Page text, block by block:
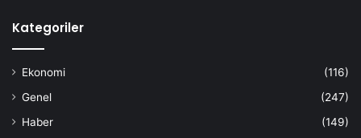
Kategoriler
Ekonomi
(116)
Genel
(247)
Haber
(149)